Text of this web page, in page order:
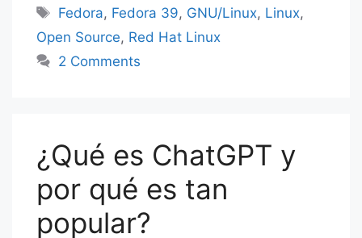
Etiquetas
Fedora, Fedora 39, GNU/Linux, Linux,
Open Source, Red Hat Linux
2 Comments
¿Qué es ChatGPT y
por qué es tan
popular?